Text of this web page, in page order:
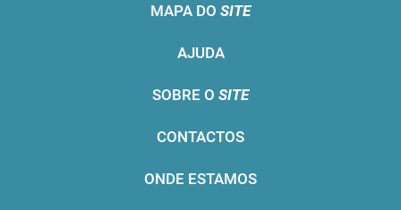
MAPA DO SITE
AJUDA
SOBRE O SITE
CONTACTOS
ONDE ESTAMOS